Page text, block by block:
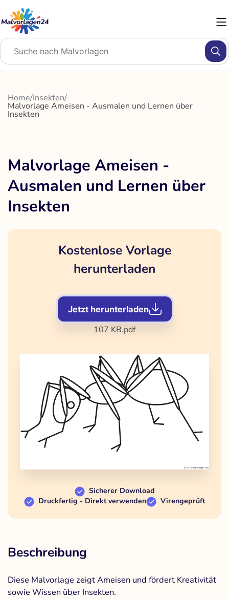
Inhalt
springen
Home/Insekten/
Malvorlage Ameisen - Ausmalen und Lernen über
Insekten
Malvorlage Ameisen -
Ausmalen und Lernen über
Insekten
Kostenlose Vorlage
herunterladen
Jetzt herunterladen
107 KB.pdf
Sicherer Download
Druckfertig - Direkt verwenden
Virengeprüft
Beschreibung
Diese Malvorlage zeigt Ameisen und fördert Kreativität
sowie Wissen über Insekten.